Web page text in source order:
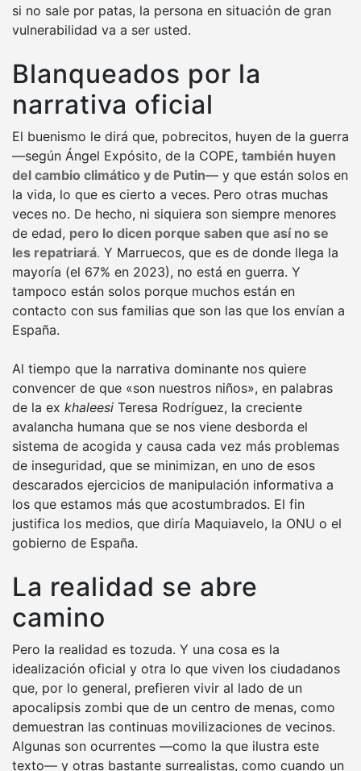
si no sale por patas, la persona en situación de gran
vulnerabilidad va a ser usted.
Blanqueados por la
narrativa oficial
El buenismo le dirá que, pobrecitos, huyen de la guerra
—según Ángel Expósito, de la COPE, también huyen
del cambio climático y de Putin— y que están solos en
la vida, lo que es cierto a veces. Pero otras muchas
veces no. De hecho, ni siquiera son siempre menores
de edad, pero lo dicen porque saben que así no se
les repatriará. Y Marruecos, que es de donde llega la
mayoría (el 67% en 2023), no está en guerra. Y
tampoco están solos porque muchos están en
contacto con sus familias que son las que los envían a
España.
Al tiempo que la narrativa dominante nos quiere
convencer de que «son nuestros niños», en palabras
de la ex khaleesi Teresa Rodríguez, la creciente
avalancha humana que se nos viene desborda el
sistema de acogida y causa cada vez más problemas
de inseguridad, que se minimizan, en uno de esos
descarados ejercicios de manipulación informativa a
los que estamos más que acostumbrados. El fin
justifica los medios, que diría Maquiavelo, la ONU o el
gobierno de España.
La realidad se abre
camino
Pero la realidad es tozuda. Y una cosa es la
idealización oficial y otra lo que viven los ciudadanos
que, por lo general, prefieren vivir al lado de un
apocalipsis zombi que de un centro de menas, como
demuestran las continuas movilizaciones de vecinos.
Algunas son ocurrentes —como la que ilustra este
texto— y otras bastante surrealistas, como cuando un